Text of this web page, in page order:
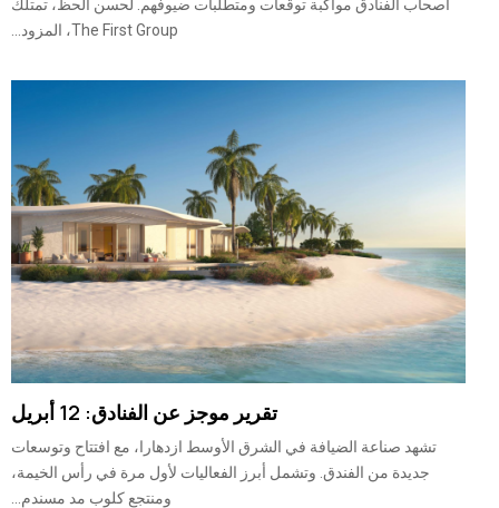
أصحاب الفنادق مواكبة توقعات ومتطلبات ضيوفهم. لحسن الحظ، تمتلك
The First Group، المزود...
تقرير موجز عن الفنادق: 12 أبريل
تشهد صناعة الضيافة في الشرق الأوسط ازدهارا، مع افتتاح وتوسعات
جديدة من الفندق. وتشمل أبرز الفعاليات لأول مرة في رأس الخيمة،
ومنتجع كلوب مد مسندم...